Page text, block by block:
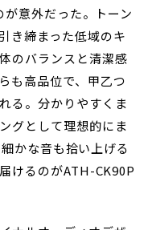
意外だった。トーン
き締まった低域のキ
のバランスと清潔感
も高品位で、甲乙つ
る。分かりやすくま
グとして理想的にま
かな音も拾い上げる
けるのがATH-CK90P